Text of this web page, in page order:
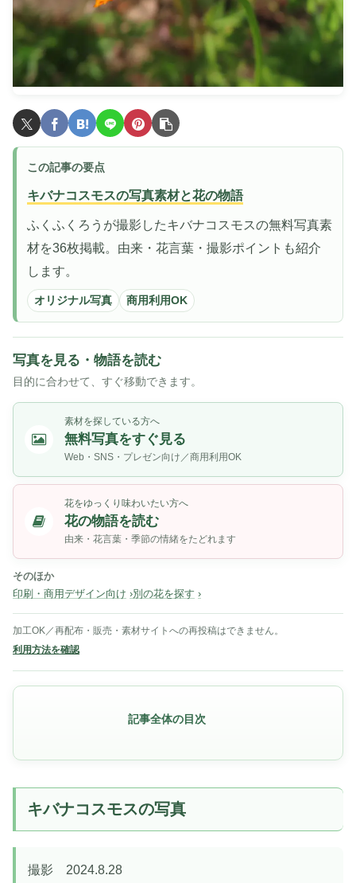
この記事の要点
キバナコスモスの写真素材と花の物語
ふくふくろうが撮影したキバナコスモスの無料写真素
材を36枚掲載。由来・花言葉・撮影ポイントも紹介
します。
オリジナル写真 商用利用OK
写真を見る・物語を読む
目的に合わせて、すぐ移動できます。
素材を探している方へ
無料写真をすぐ見る
Web・SNS・プレゼン向け／商用利用OK
花をゆっくり味わいたい方へ
花の物語を読む
由来・花言葉・季節の情緒をたどれます
そのほか
印刷・商用デザイン向け
別の花を探す
加工OK／再配布・販売・素材サイトへの再投稿はできません。
利用方法を確認
記事全体の目次
キバナコスモスの写真
撮影 2024.8.28